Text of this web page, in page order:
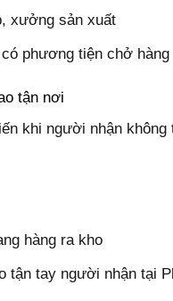
xưởng sản xuất
phương tiện chở hàng
tận nơi
khi người nhận không
hàng ra kho
tận tay người nhận tại